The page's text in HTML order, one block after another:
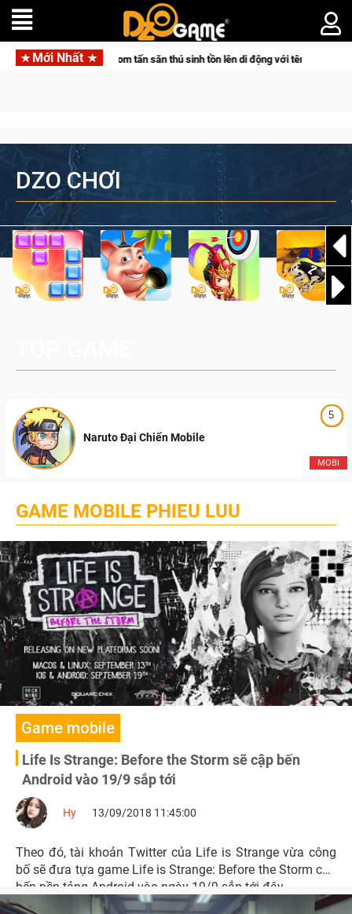
Mới Nhất
đưa bom tấn săn thú sinh tồn lên di động với tên gọi Palworld Online
DZO CHƠI
5
MOBI
Naruto Đại Chiến Mobile
GAME MOBILE PHIEU LUU
Game mobile
Life Is Strange: Before the Storm sẽ cập bến
Android vào 19/9 sắp tới
Hy 13/09/2018 11:45:00
Theo đó, tài khoản Twitter của Life is Strange vừa công
bố sẽ đưa tựa game Life is Strange: Before the Storm cập
bến nền tảng Android vào ngày 19/9 sắp tới đây.